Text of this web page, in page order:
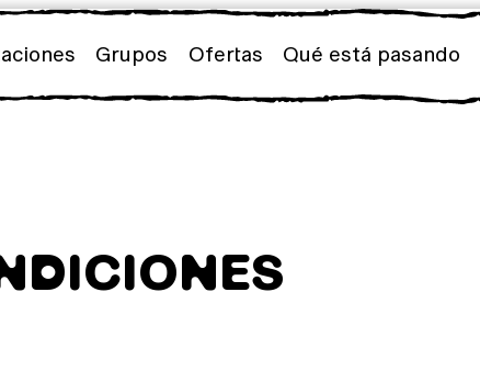
Grupos Ofertas Qué está pasando